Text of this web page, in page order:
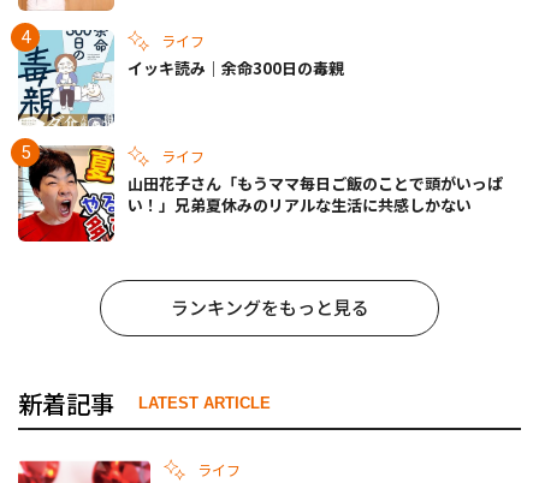
ライフ
イッキ読み｜余命300日の毒親
ライフ
山田花子さん「もうママ毎日ご飯のことで頭がいっぱ
い！」兄弟夏休みのリアルな生活に共感しかない
ランキングをもっと見る
新着記事 LATEST ARTICLE
ライフ